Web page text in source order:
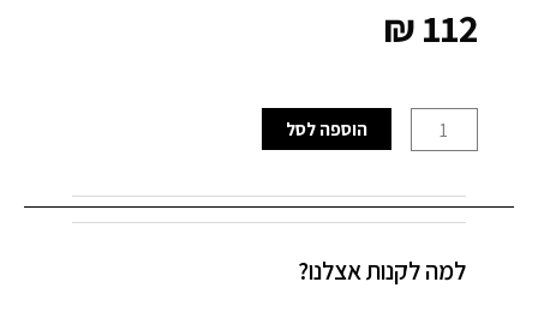
₪112
של
קוטל
הוספה לסל
למה לקנות אצלנו?